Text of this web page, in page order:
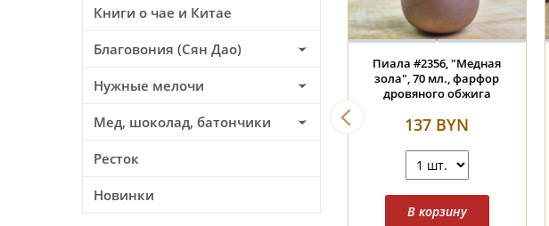
Книги о чае и Китае
Благовония (Сян Дао)
Нужные мелочи
Мед, шоколад, батончики
Ресток
Новинки
воде", 135 мл,
137 BYN
Пиала #2356, "Медная
зола", 70 мл., фарфор
дровяного обжига
137 BYN